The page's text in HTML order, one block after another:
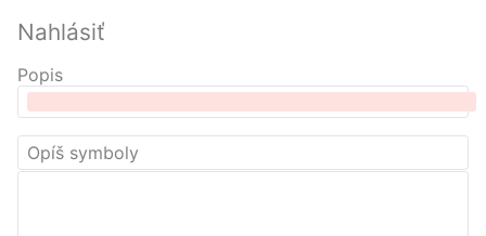
Nahlásiť
Popis